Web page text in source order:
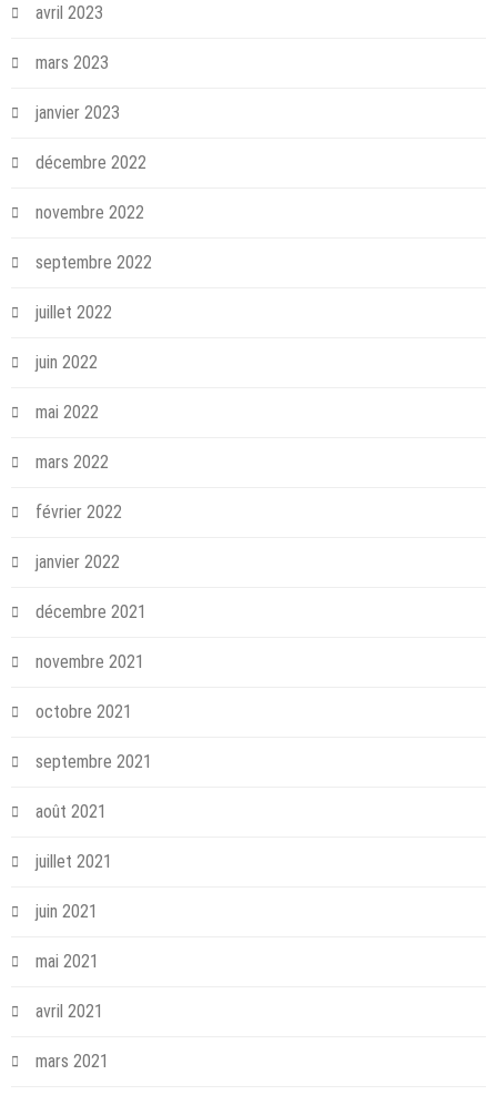
avril 2023
mars 2023
janvier 2023
décembre 2022
novembre 2022
septembre 2022
juillet 2022
juin 2022
mai 2022
mars 2022
février 2022
janvier 2022
décembre 2021
novembre 2021
octobre 2021
septembre 2021
août 2021
juillet 2021
juin 2021
mai 2021
avril 2021
mars 2021